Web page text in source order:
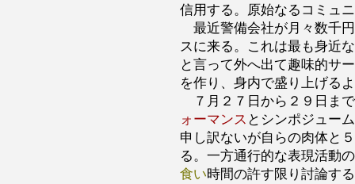
信用する。原始なるコミュ
最近警備会社が月々数千
スに来る。これは最も身近
と言って外へ出て趣味的サ
を作り、身内で盛り上げる
７月２７日から２９日ま
ォーマンス とシンポジュー
申し訳ないが自らの肉体と
る。一方通行的な表現活動
食い時間の許す限り討論す